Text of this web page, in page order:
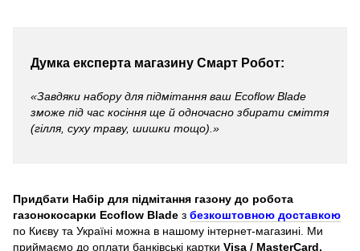
Думка експерта магазину Смарт Робот:
«Завдяки набору для підмітання ваш Ecoflow Blade
зможе під час косіння ще й одночасно збирати сміття
(гілля, суху траву, шишки тощо).»
Придбати Набір для підмітання газону до робота
газонокосарки Ecoflow Blade з безкоштовною доставкою
по Києву та Україні можна в нашому інтернет-магазині. Ми
приймаємо до оплати банківські картки Visa / MasterCard,